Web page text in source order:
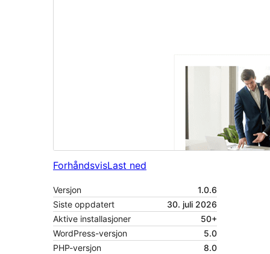
ForhåndsvisLast ned
Versjon
1.0.6
Siste oppdatert
30. juli 2026
Aktive installasjoner
50+
WordPress-versjon
5.0
PHP-versjon
8.0